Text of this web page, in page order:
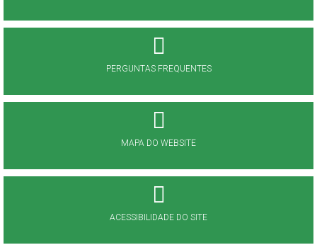
PERGUNTAS FREQUENTES
MAPA DO WEBSITE
ACESSIBILIDADE DO SITE